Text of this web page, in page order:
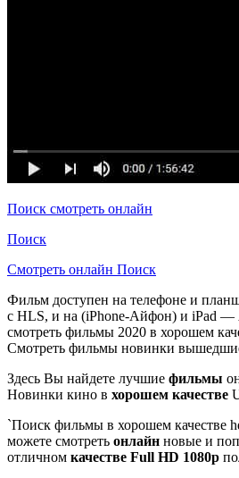
Поиск смотреть онлайн
Поиск
Смотреть онлайн Поиск
Фильм доступен на телефоне и
с HLS, и на (iPhone-Айфон) и iPad —
смотреть фильмы 2020 в хорошем
Смотреть фильмы новинки
Здесь Вы найдете лучшие фильмы
Новинки кино в хорошем качестве
`Поиск фильмы в хорошем качестве
можете смотреть онлайн новые и
отличном качестве Full HD 1080p